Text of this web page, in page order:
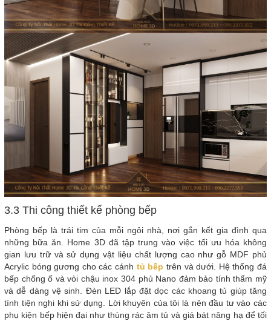
3.3 Thi công thiết kế phòng bếp
Phòng bếp là trái tim của mỗi ngôi nhà, nơi gắn kết gia đình qua
những bữa ăn. Home 3D đã tập trung vào việc tối ưu hóa không
gian lưu trữ và sử dụng vật liệu chất lượng cao như gỗ MDF phủ
Acrylic bóng gương cho các cánh tủ bếp trên và dưới. Hệ thống đá
bếp chống ố và vòi chậu inox 304 phủ Nano đảm bảo tính thẩm mỹ
và dễ dàng vệ sinh. Đèn LED lắp đặt dọc các khoang tủ giúp tăng
tính tiện nghi khi sử dụng. Lời khuyên của tôi là nên đầu tư vào các
phụ kiện bếp hiện đại như thùng rác âm tủ và giá bát nâng hạ để tối